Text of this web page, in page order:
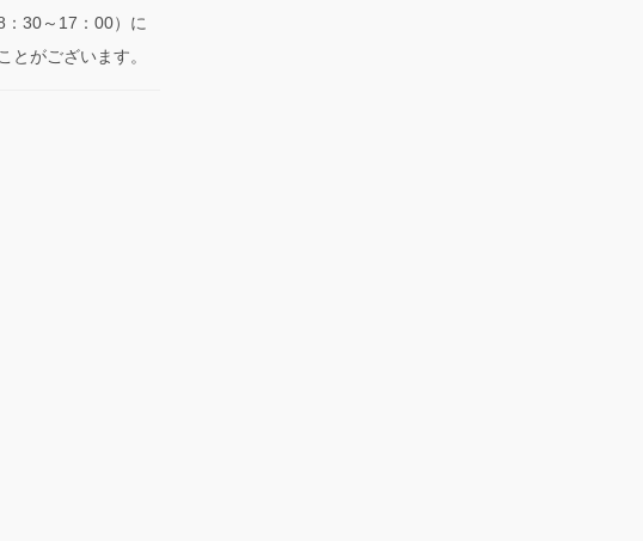
30～17：00）に
とがございます。